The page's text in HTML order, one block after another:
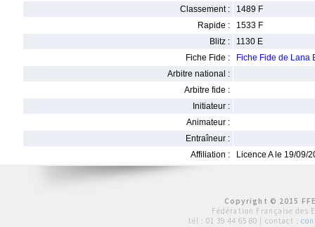
Classement :
1489 F
Rapide :
1533 F
Blitz :
1130 E
Fiche Fide :
Fiche Fide de Lana
Arbitre national :
Arbitre fide :
Initiateur :
Animateur :
Entraîneur :
Affiliation :
Licence A le 19/09/
Copyright © 2015
Fédération Française des
tél : 01 39 44 65 80 | contact :